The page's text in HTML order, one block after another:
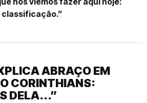
classificação.”
ABRAÇO EM
CORINTHIANS:
DELA...”